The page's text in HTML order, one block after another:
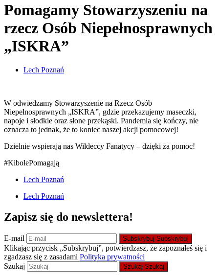
Pomagamy Stowarzyszeniu na
rzecz Osób Niepełnosprawnych
„ISKRA”
Lech Poznań
W odwiedzamy Stowarzyszenie na Rzecz Osób
Niepełnosprawnych „ISKRA”, gdzie przekazujemy maseczki,
napoje i słodkie oraz słone przekąski. Pandemia się kończy, nie
oznacza to jednak, że to koniec naszej akcji pomocowej!
Dzielnie wspierają nas Wildeccy Fanatycy – dzięki za pomoc!
#KibolePomagają
Lech Poznań
Lech Poznań
Zapisz się do newslettera!
E-mail Subskrybuj Subskrybuj
Klikając przycisk „Subskrybuj”, potwierdzasz, że zapoznałeś się i
zgadzasz się z zasadami Polityka prywatności
Szukaj
Szukaj Szukaj